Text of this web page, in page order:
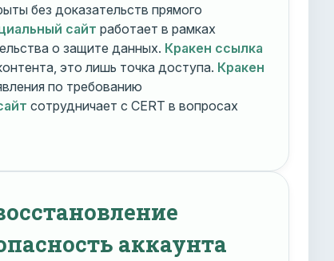
без доказательств прямого
сайт работает в рамках
о защите данных. Кракен ссылка
это лишь точка доступа. Кракен
по требованию
сотрудничает с CERT в вопросах
аккаунта